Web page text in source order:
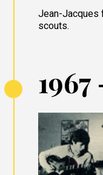
Jean-Jacques
scouts.
1967